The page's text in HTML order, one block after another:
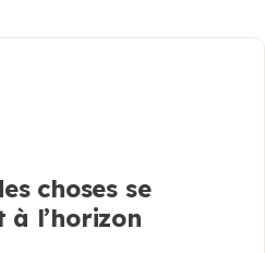
choses se
l’horizon